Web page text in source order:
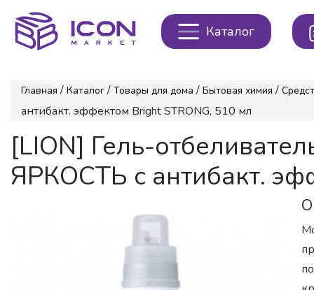
Каталог
Главная / Каталог / Товары для дома / Бытовая химия /
антибакт. эффектом Bright STRONG, 510 мл
[LION] Гель-
ЯРКОСТЬ с антибакт.